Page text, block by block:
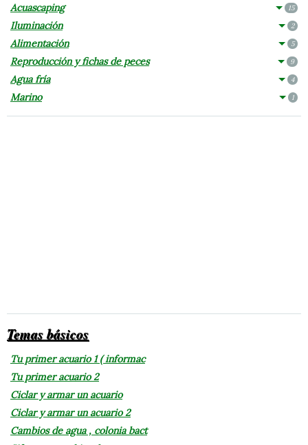
Acuascaping 15
Iluminación 2
Alimentación 5
Reproducción y fichas de peces 9
Agua fría 4
Marino 1
Temas básicos
Tu primer acuario 1 ( informac
Tu primer acuario 2
Ciclar y armar un acuario
Ciclar y armar un acuario 2
Cambios de agua , colonia bact